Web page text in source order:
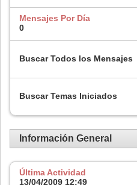
Mensajes Por Día
0
Buscar Todos los Mensajes
Buscar Temas Iniciados
Información General
Última Actividad
13/04/2009 12:49